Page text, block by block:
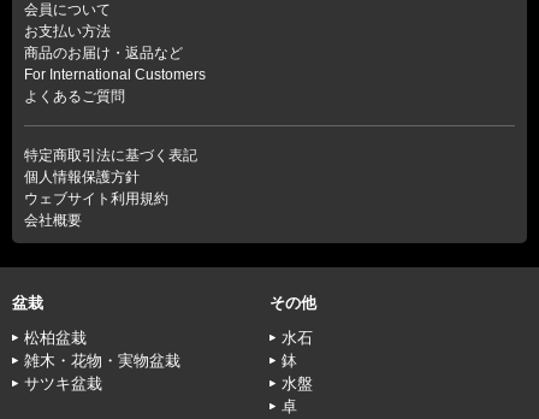
会員について
お支払い方法
商品のお届け・返品など
For International Customers
よくあるご質問
特定商取引法に基づく表記
個人情報保護方針
ウェブサイト利用規約
会社概要
盆栽
松柏盆栽
雑木・花物・実物盆栽
サツキ盆栽
その他
水石
鉢
水盤
卓